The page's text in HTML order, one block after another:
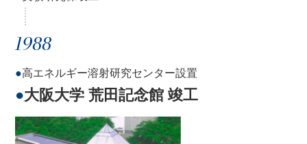
1988
●高エネルギー溶射研究センター設置
●大阪大学 荒田記念館 竣工